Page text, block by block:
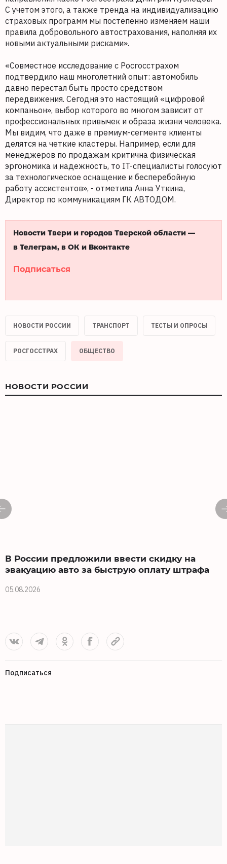
С учетом этого, а также тренда на индивидуализацию
страховых программ мы постепенно изменяем наши
правила добровольного автострахования, наполняя их
новыми актуальными рисками».
«Совместное исследование с Росгосстрахом
подтвердило наш многолетний опыт: автомобиль
давно перестал быть просто средством
передвижения. Сегодня это настоящий «цифровой
компаньон», выбор которого во многом зависит от
профессиональных привычек и образа жизни человека.
Мы видим, что даже в премиум-сегменте клиенты
делятся на четкие кластеры. Например, если для
менеджеров по продажам критична физическая
эргономика и надежность, то IT-специалисты голосуют
за технологическое оснащение и бесперебойную
работу ассистентов», - отметила Анна Уткина,
Директор по коммуникациям ГК АВТОДОМ.
Новости Твери и городов Тверской области —
в Телеграм, в ОК и Вконтакте
Подписаться
НОВОСТИ РОССИИ ТРАНСПОРТ ТЕСТЫ И ОПРОСЫ
РОСГОССТРАХ ОБЩЕСТВО
НОВОСТИ РОССИИ
В России предложили ввести скидку на
эвакуацию авто за быструю оплату штрафа
05.08.2026
Подписаться